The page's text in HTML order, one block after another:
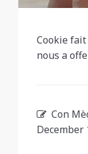
Cookie
nous a
Con
December